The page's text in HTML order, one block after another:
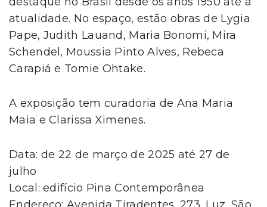
atualidade. No espaço, estão obras de Lygia
Pape, Judith Lauand, Maria Bonomi, Mira
Schendel, Moussia Pinto Alves, Rebeca
Carapiá e Tomie Ohtake.
A exposição tem curadoria de Ana Maria
Maia e Clarissa Ximenes.
Data: de 22 de março de 2025 até 27 de
julho
Local: edifício Pina Contemporânea